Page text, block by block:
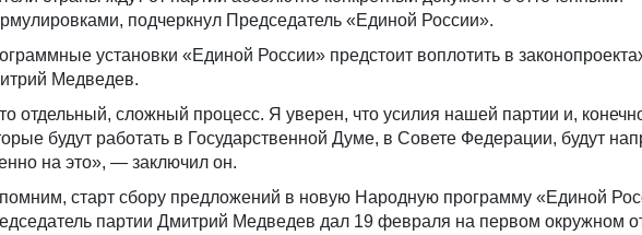
подчеркнул Председатель «Единой России».
установки «Единой России» предстоит воплотить в
Медведев.
отдельный, сложный процесс. Я уверен, что усилия нашей партии и,
будут работать в Государственной Думе, в Совете Федерации, будут
на это», — заключил он.
старт сбору предложений в новую Народную программу «Единой
партии Дмитрий Медведев дал 19 февраля на первом окружном